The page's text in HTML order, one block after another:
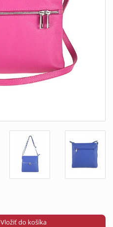
Vložiť do košíka